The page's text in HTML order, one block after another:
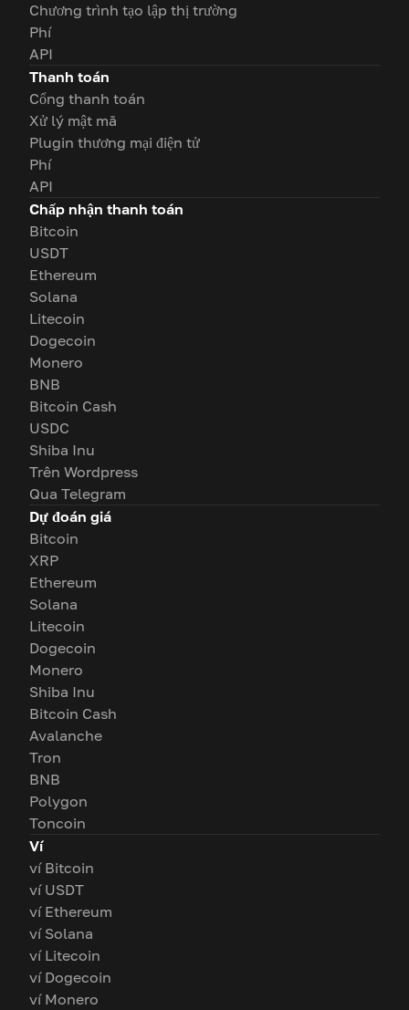
Chương trình tạo lập thị trường
Phí
API
Thanh toán
Cổng thanh toán
Xử lý mật mã
Plugin thương mại điện tử
Phí
API
Chấp nhận thanh toán
Bitcoin
USDT
Ethereum
Solana
Litecoin
Dogecoin
Monero
BNB
Bitcoin Cash
USDC
Shiba Inu
Trên Wordpress
Qua Telegram
Dự đoán giá
Bitcoin
XRP
Ethereum
Solana
Litecoin
Dogecoin
Monero
Shiba Inu
Bitcoin Cash
Avalanche
Tron
BNB
Polygon
Toncoin
Ví
ví Bitcoin
ví USDT
ví Ethereum
ví Solana
ví Litecoin
ví Dogecoin
ví Monero